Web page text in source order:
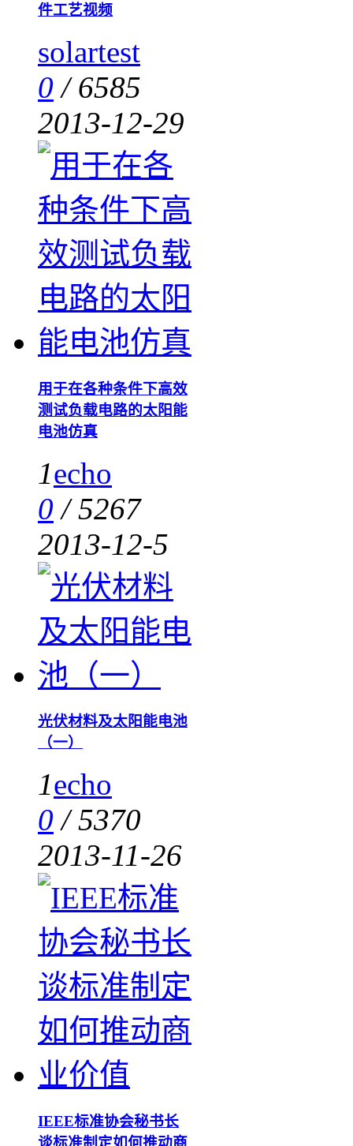
件工艺视频
solartest
0 /6585
2013-12-29
用于在各种条件下高效
测试负载电路的太阳能
电池仿真
1echo
0 /5267
2013-12-5
光伏材料及太阳能电池
（一）
1echo
0 /5370
2013-11-26
IEEE标准协会秘书长
谈标准制定如何推动商